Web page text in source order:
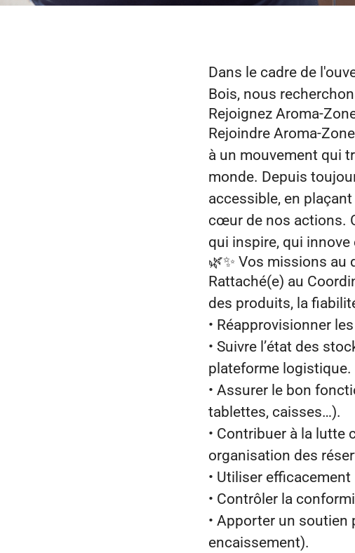
Dans le cadre de
Bois, nous
Rejoignez
Rejoindre
à un mouvement qui
monde. Depuis
accessible, en
cœur de nos actions.
qui inspire, qui
🌿✨ Vos missions au
Rattaché(e) au
des produits, la
• Réapprovisionner
• Suivre l’état des
plateforme logistique.
• Assurer le bon
tablettes, caisses…).
• Contribuer à la lutte
organisation des
• Utiliser
• Contrôler la
• Apporter un soutien
encaissement).